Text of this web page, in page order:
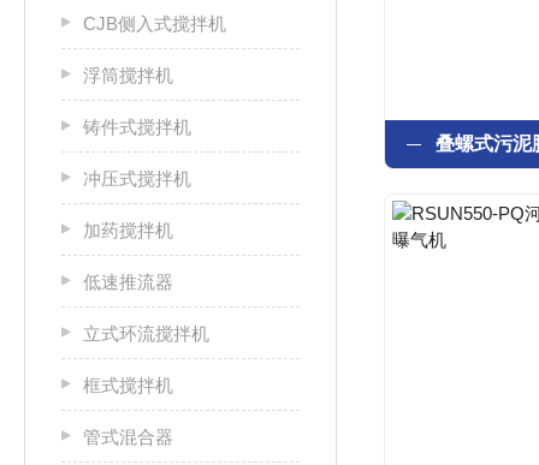
CJB侧入式搅拌机
浮筒搅拌机
铸件式搅拌机
冲压式搅拌机
加药搅拌机
低速推流器
立式环流搅拌机
框式搅拌机
管式混合器